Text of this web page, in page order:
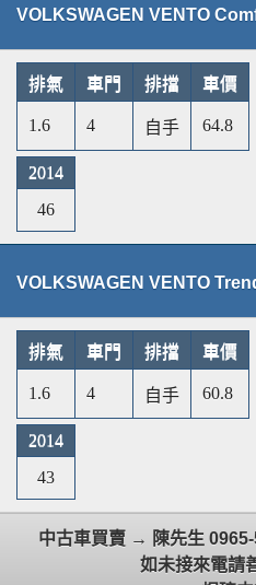
VOLKSWAGEN VENTO
排氣 車門 排擋 車價
1.6 4 自手 64.8
2014
46
VOLKSWAGEN VENTO
排氣 車門 排擋 車價
1.6 4 自手 60.8
2014
43
中古車買賣 → 陳先生
如未接來電請